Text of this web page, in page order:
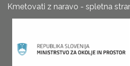
Kmetovati z naravo - spletna